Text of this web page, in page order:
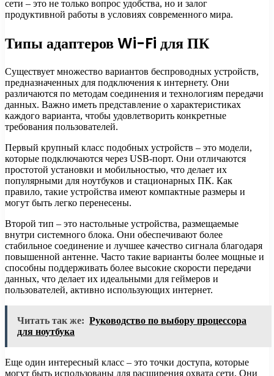
сети – это не только вопрос удобства, но и залог
продуктивной работы в условиях современного мира.
Типы адаптеров Wi-Fi для ПК
Существует множество вариантов беспроводных устройств,
предназначенных для подключения к интернету. Они
различаются по методам соединения и технологиям передачи
данных. Важно иметь представление о характеристиках
каждого варианта, чтобы удовлетворить конкретные
требования пользователей.
Первый крупный класс подобных устройств – это модели,
которые подключаются через USB-порт. Они отличаются
простотой установки и мобильностью, что делает их
популярными для ноутбуков и стационарных ПК. Как
правило, такие устройства имеют компактные размеры и
могут быть легко перенесены.
Второй тип – это настольные устройства, размещаемые
внутри системного блока. Они обеспечивают более
стабильное соединение и лучшее качество сигнала благодаря
повышенной антенне. Часто такие варианты более мощные и
способны поддерживать более высокие скорости передачи
данных, что делает их идеальными для геймеров и
пользователей, активно использующих интернет.
Читать так же: Руководство по выбору процессора
для ноутбука
Еще один интересный класс – это точки доступа, которые
могут быть использованы для расширения охвата сети. Они